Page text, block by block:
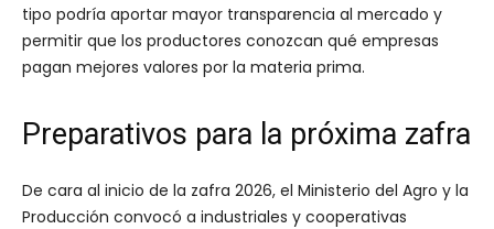
tipo podría aportar mayor transparencia al mercado y
permitir que los productores conozcan qué empresas
pagan mejores valores por la materia prima.
Preparativos para la próxima zafra
De cara al inicio de la zafra 2026, el Ministerio del Agro y la
Producción convocó a industriales y cooperativas